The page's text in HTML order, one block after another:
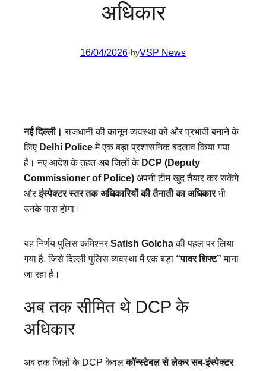
अधिकार
16/04/2026·byVSP News
नई दिल्ली। राजधानी की कानून व्यवस्था को और प्रभावी बनाने के
लिए Delhi Policeमें एक बड़ा प्रशासनिक बदलाव किया गया
है। नए आदेश के तहत अब जिलों के DCP (Deputy
Commissioner of Police) अपनी टीम खुद तैयार कर सकेंगे
औरइंस्पेक्टर स्तर तक अधिकारियों की तैनाती का अधिकारभी
उनके पास होगा।
यह निर्णय पुलिस कमिश्नरSatish Golchaकी पहल पर लिया
गया है, जिसे दिल्ली पुलिस व्यवस्था में एक बड़ा “पावर शिफ्ट” माना
जा रहा है।
अब तक सीमित थे DCP के
अधिकार
अब तक जिलों के DCP केवलकॉन्स्टेबल से लेकर सब-इंस्पेक्टर